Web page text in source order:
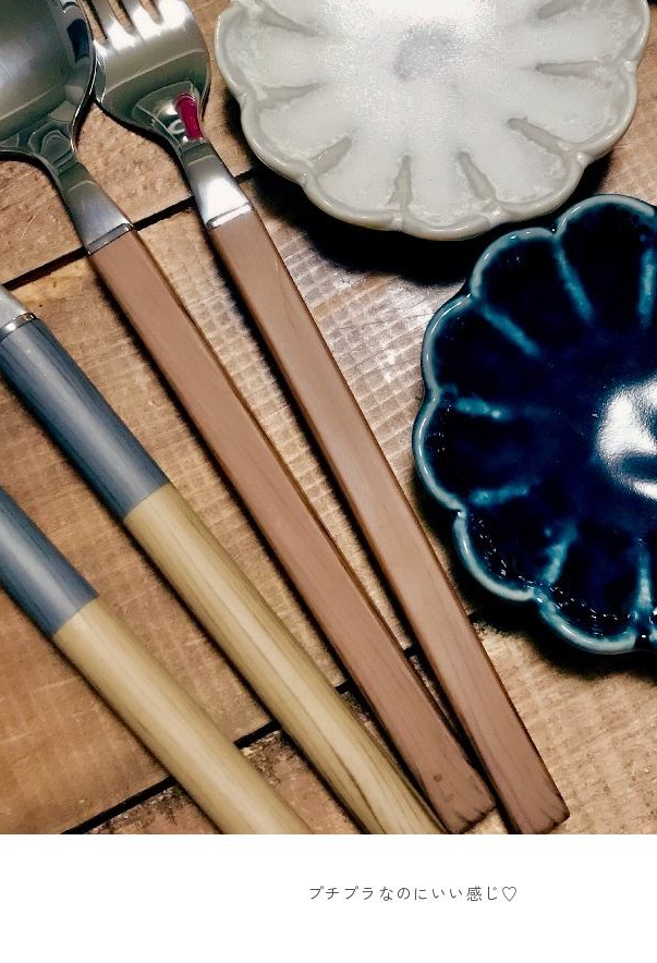
プチプラなのにいい感じ♡